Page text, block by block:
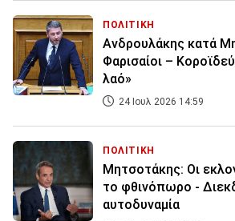
ΠΟΛΙΤΙΚΗ
Ανδρουλάκης κατά
Φαρισαίοι –
λαό»
24 Ιουλ 2026 14:59
ΠΟΛΙΤΙΚΗ
Μητσοτάκης: Οι
το φθινόπωρο -
αυτοδυναμία